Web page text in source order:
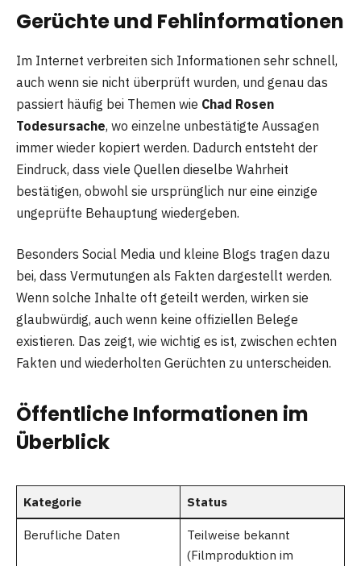
Gerüchte und Fehlinformationen
Im Internet verbreiten sich Informationen sehr schnell,
auch wenn sie nicht überprüft wurden, und genau das
passiert häufig bei Themen wie Chad Rosen
Todesursache, wo einzelne unbestätigte Aussagen
immer wieder kopiert werden. Dadurch entsteht der
Eindruck, dass viele Quellen dieselbe Wahrheit
bestätigen, obwohl sie ursprünglich nur eine einzige
ungeprüfte Behauptung wiedergeben.
Besonders Social Media und kleine Blogs tragen dazu
bei, dass Vermutungen als Fakten dargestellt werden.
Wenn solche Inhalte oft geteilt werden, wirken sie
glaubwürdig, auch wenn keine offiziellen Belege
existieren. Das zeigt, wie wichtig es ist, zwischen echten
Fakten und wiederholten Gerüchten zu unterscheiden.
Öffentliche Informationen im
Überblick
Kategorie Status
Berufliche Daten
Teilweise bekannt
(Filmproduktion im